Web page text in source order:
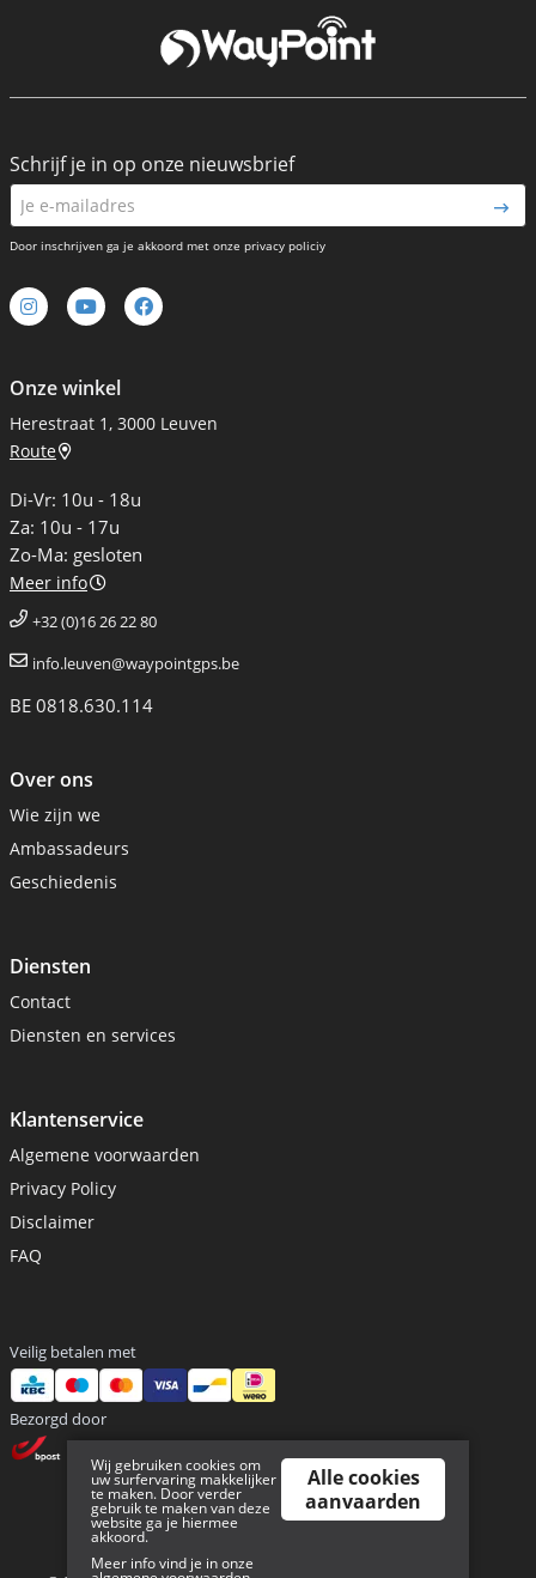
Onze winkel
Herestraat 1, 3000 Leuven
Route
Di-Vr: 10u - 18u
Za: 10u - 17u
Zo-Ma: gesloten
Meer info
+32 (0)16 26 22 80
info.leuven@waypointgps.be
BE 0818.630.114
Over ons
Wie zijn we
Ambassadeurs
Geschiedenis
Diensten
Contact
Diensten en services
Klantenservice
Algemene voorwaarden
Privacy Policy
Disclaimer
FAQ
Schrijf je in op onze nieuwsbrief
Door inschrijven ga je akkoord met onze privacy policiy
Veilig betalen met
Bezorgd door
Wij gebruiken cookies om
uw surfervaring makkelijker
te maken. Door verder
gebruik te maken van deze
website ga je hiermee
akkoord.
Meer info vind je in onze
Alle cookies
aanvaarden